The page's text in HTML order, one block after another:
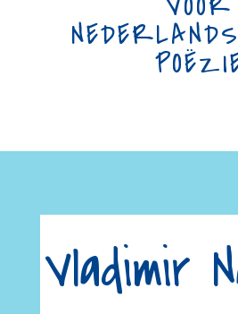
Vladimir